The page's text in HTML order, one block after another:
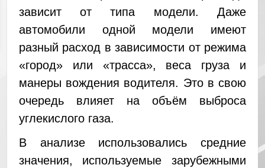
зависит от типа модели. Даже
автомобили одной модели имеют
разный расход в зависимости от режима
«город» или «трасса», веса груза и
манеры вождения водителя. Это в свою
очередь влияет на объём выброса
углекислого газа.
В анализе использовались средние
значения, используемые зарубежными